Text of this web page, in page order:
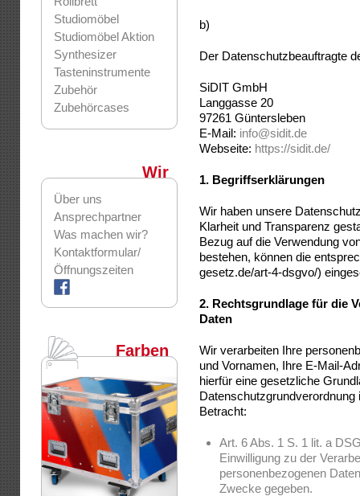
Studiomöbel
Studiomöbel Aktion
Synthesizer
Tasteninstrumente
Zubehör
Zubehörcases
Wir
Über uns
Ansprechpartner
Was machen wir?
Kontaktformular/
Öffnungszeiten
Farben
b)
Der Datenschutzbeauftragte
SiDIT GmbH
Langgasse 20
97261 Güntersleben
E-Mail: info@sidit.de
Webseite: https://sidit.de/
1. Begriffserklärungen
Wir haben unsere
Klarheit und Transparenz
Bezug auf die Verwendung
bestehen, können die
gesetz.de/art-4-dsgvo/)
2. Rechtsgrundlage für die
Daten
Wir verarbeiten Ihre
und Vornamen, Ihre E-Mail-
hierfür eine gesetzliche
Datenschutzgrundverordnung
Betracht:
Art. 6 Abs. 1 S. 1 lit. a
Einwilligung zu der
personenbezogenen
Zwecke gegeben.